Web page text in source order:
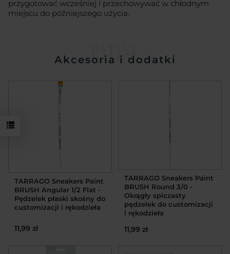
przygotować wcześniej i przechowywać w chłodnym
miejscu do późniejszego użycia.
PATINE
Akcesoria i dodatki
TARRAGO Sneakers Paint
BRUSH Angular 1/2 Flat -
Pędzelek płaski skośny do
customizacji i rękodzieła
11,99 zł
TARRAGO Sneakers Paint
BRUSH Round 3/0 -
Okrągły spiczasty
pędzelek do customizacji
i rękodzieła
11,99 zł